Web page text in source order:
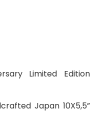
Limited Edition
Japan 10X5,5”